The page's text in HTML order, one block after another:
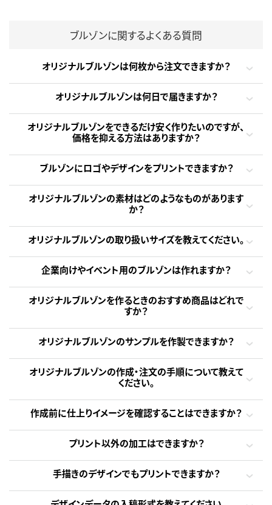
ブルゾンに関するよくある質問
オリジナルブルゾンは何枚から注文できますか？
オリジナルブルゾンは何日で届きますか？
オリジナルブルゾンをできるだけ安く作りたいのですが、
価格を抑える方法はありますか？
ブルゾンにロゴやデザインをプリントできますか？
オリジナルブルゾンの素材はどのようなものがあります
か？
オリジナルブルゾンの取り扱いサイズを教えてください。
企業向けやイベント用のブルゾンは作れますか？
オリジナルブルゾンを作るときのおすすめ商品はどれで
すか？
オリジナルブルゾンのサンプルを作製できますか？
オリジナルブルゾンの作成・注文の手順について教えて
ください。
作成前に仕上りイメージを確認することはできますか？
プリント以外の加工はできますか？
手描きのデザインでもプリントできますか？